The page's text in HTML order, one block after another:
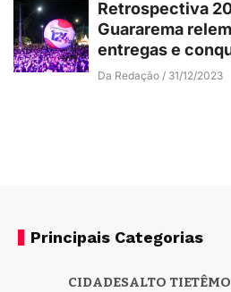
Retrospectiva
Guararema
entregas e
Da Redação 31/12/2023
Principais Categorias
CIDADESALTO TIETÊ